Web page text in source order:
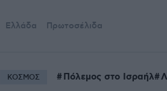
Ελλάδα Πρωτοσέλιδα
ΚΟΣΜΟΣ Πόλεμος στο Ισραήλ